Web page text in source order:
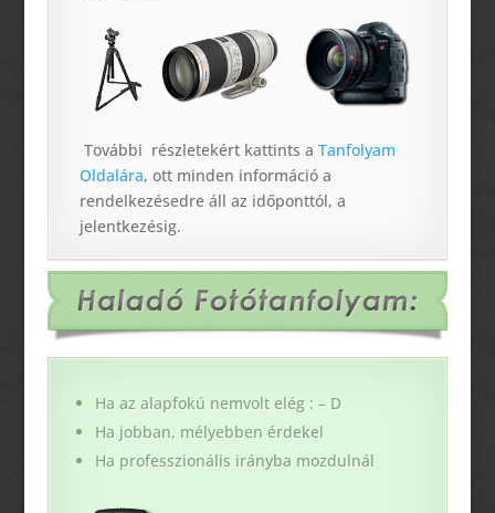
További részletekért kattints a Tanfolyam
Oldalára, ott minden információ a
rendelkezésedre áll az időponttól, a
jelentkezésig.
Ha az alapfokú nemvolt elég : – D
Ha jobban, mélyebben érdekel
Ha professzionális irányba mozdulnál